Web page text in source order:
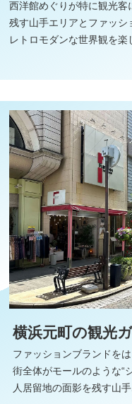
西洋館めぐりが特に観光
残す山手エリアとファッシ
レトロモダンな世界観を
横浜元町の観光
ファッションブランドを
街全体がモールのような“
人居留地の面影を残す山